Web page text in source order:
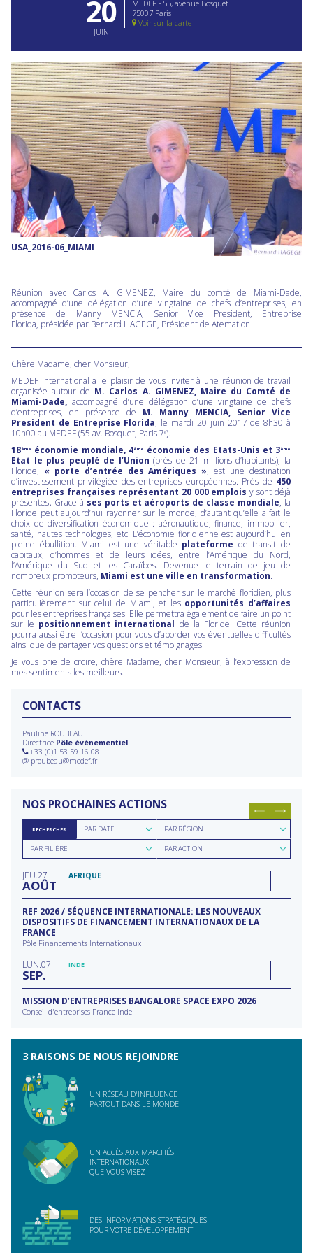
20
JUIN
MEDEF - 55, avenue Bosquet
75007 Paris
Voir sur la carte
USA_2016-06_MIAMI
Réunion avec Carlos A. GIMENEZ, Maire du comté de Miami-Dade,
accompagné d’une délégation d’une vingtaine de chefs d’entreprises, en
présence de Manny MENCIA, Senior Vice President, Entreprise
Florida, présidée par Bernard HAGEGE, Président de Atemation
Chère Madame, cher Monsieur,
MEDEF International a le plaisir de vous inviter à une réunion de travail
organisée autour de M. Carlos A. GIMENEZ, Maire du Comté de
Miami-Dade, accompagné d’une délégation d’une vingtaine de chefs
d’entreprises, en présence de M. Manny MENCIA, Senior Vice
President de Entreprise Florida, le mardi 20 juin 2017 de 8h30 à
10h00 au MEDEF (55 av. Bosquet, Paris 7e).
18ème économie mondiale, 4ème économie des Etats-Unis et 3ème
Etat le plus peuplé de l’Union (près de 21 millions d’habitants), la
Floride, « porte d’entrée des Amériques », est une destination
d’investissement privilégiée des entreprises européennes. Près de 450
entreprises françaises représentant 20 000 emploisy sont déjà
présentes. Grace à ses ports et aéroports de classe mondiale, la
Floride peut aujourd’hui rayonner sur le monde, d’autant qu’elle a fait le
choix de diversification économique : aéronautique, finance, immobilier,
santé, hautes technologies, etc. L’économie floridienne est aujourd’hui en
pleine ébullition. Miami est une véritable plateforme de transit de
capitaux, d’hommes et de leurs idées, entre l’Amérique du Nord,
l’Amérique du Sud et les Caraïbes. Devenue le terrain de jeu de
nombreux promoteurs, Miami est une ville en transformation.
Cette réunion sera l’occasion de se pencher sur le marché floridien, plus
particulièrement sur celui de Miami, et les opportunités d’affaires
pour les entreprises françaises. Elle permettra également de faire un point
sur le positionnement international de la Floride. Cette réunion
pourra aussi être l’occasion pour vous d’aborder vos éventuelles difficultés
ainsi que de partager vos questions et témoignages.
Je vous prie de croire, chère Madame, cher Monsieur, à l’expression de
mes sentiments les meilleurs.
CONTACTS
Pauline ROUBEAU
Directrice Pôle événementiel
+33 (0)1 53 59 16 08
@ proubeau@medef.fr
NOS PROCHAINES ACTIONS
RECHERCHER
Rechercher
parPAR DATE
Rechercher
par
région
PAR RÉGION
Rechercher
parPAR FILIÈRE
Rechercher
parPAR ACTION
JEU 27
AOÛT
AFRIQUE
REF 2026 / SÉQUENCE INTERNATIONALE: LES NOUVEAUX
DISPOSITIFS DE FINANCEMENT INTERNATIONAUX DE LA
FRANCE
Pôle Financements Internationaux
LUN 07
SEP
INDE
MISSION D’ENTREPRISES BANGALORE SPACE EXPO 2026
Conseil d'entreprises France-Inde
3 RAISONS DE NOUS REJOINDRE
UN RÉSEAU D'INFLUENCE
PARTOUT DANS LE MONDE
UN ACCÈS AUX MARCHÉS
INTERNATIONAUX
QUE VOUS VISEZ
DES INFORMATIONS STRATÉGIQUES
POUR VOTRE DÉVELOPPEMENT